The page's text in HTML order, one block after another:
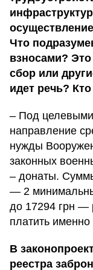
Что
взносами?
сбор или
идет речь?
– Под целевыми
направление
нужды
законных
– донаты.
— 2
до 17294 грн —
платить
В
реестра